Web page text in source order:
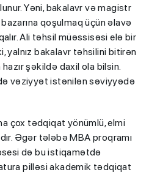
Yəni, bakalavr və magistr
qoşulmaq üçün əlavə
Ali təhsil müəssisəsi elə bir
yalnız bakalavr təhsilini bitirən
şəkildə daxil ola bilsin.
vəziyyət istənilən səviyyədə
çox tədqiqat yönümlü, elmi
Əgər tələbə MBA proqramı
də bu istiqamətdə
pilləsi akademik tədqiqat